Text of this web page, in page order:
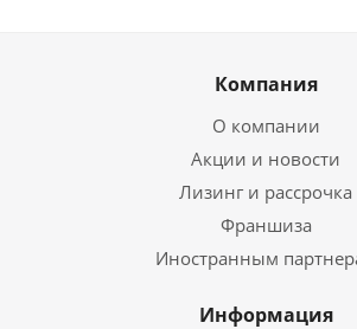
Компания
О компании
Акции и новости
Лизинг и рассрочка
Франшиза
Иностранным
Информация